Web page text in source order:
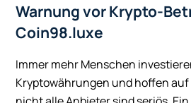
Warnung vor Krypto-
Coin98.luxe
Immer mehr Menschen
Kryptowährungen und hoffen